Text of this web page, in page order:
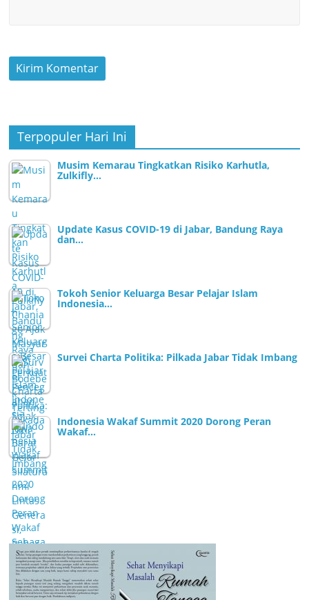
Terpopuler Hari Ini
Musim Kemarau Tingkatkan Risiko Karhutla,
Zulkifly…
Update Kasus COVID-19 di Jabar, Bandung Raya
dan…
Tokoh Senior Keluarga Besar Pelajar Islam
Indonesia…
Survei Charta Politika: Pilkada Jabar Tidak Imbang
Indonesia Wakaf Summit 2020 Dorong Peran
Wakaf…